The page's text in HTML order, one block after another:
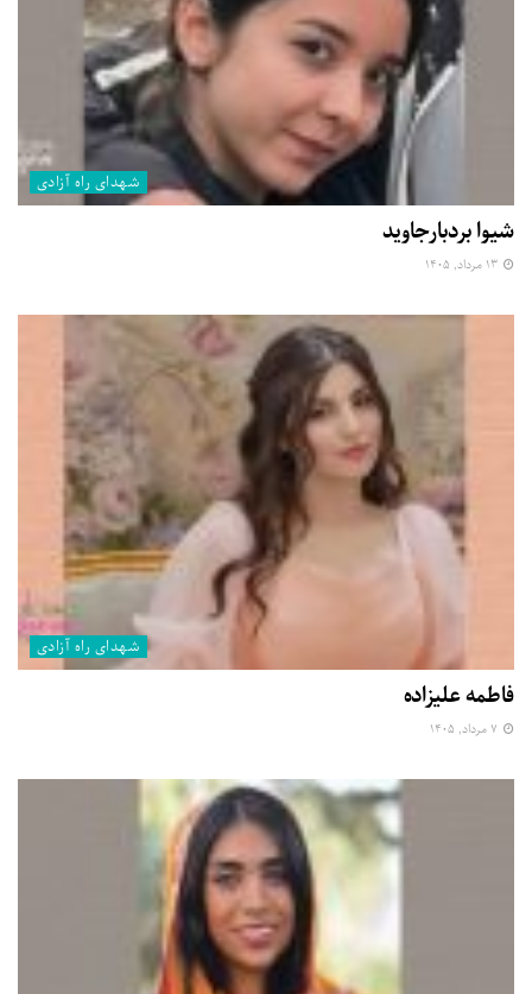
شهدای راه آزادی
شیوا بردبارجاوید
شهدای راه آزادی
فاطمه علیزاده